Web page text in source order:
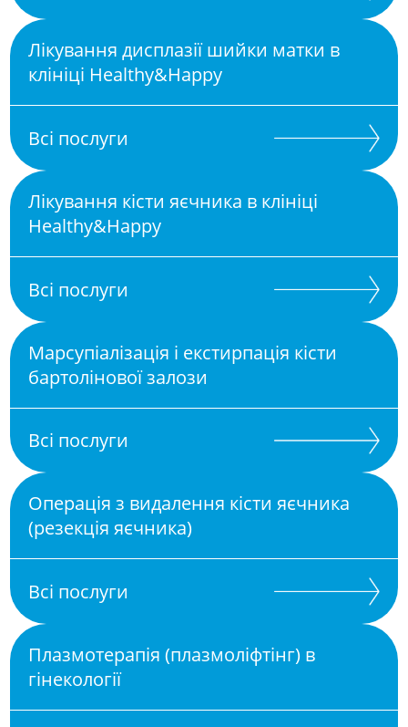
Лікування дисплазії шийки матки в
клініці Healthy&Happy
Всі послуги
Лікування кісти яєчника в клініці
Healthy&Happy
Всі послуги
Марсупіалізація і екстирпація кісти
бартолінової залози
Всі послуги
Операція з видалення кісти яєчника
(резекція яєчника)
Всі послуги
Плазмотерапія (плазмоліфтінг) в
гінекології